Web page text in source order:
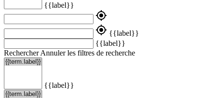
{{label}}
my_location
my_location {{label}}
{{label}}
Rechercher Annuler les filtres de recherche
{{label}}